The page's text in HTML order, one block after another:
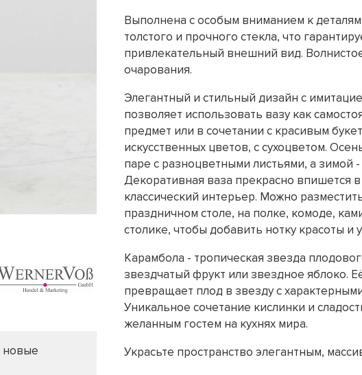
новые
Выполнена с особым вниманием к
толстого и прочного стекла, что
привлекательный внешний вид.
очарования.
Элегантный и стильный дизайн с
позволяет использовать вазу как
предмет или в сочетании с красивым
искусственных цветов, с сухоцветом.
паре с разноцветными листьями, а зимой
Декоративная ваза прекрасно впишется
классический интерьер. Можно
праздничном столе, на полке, комоде,
столике, чтобы добавить нотку красоты и
Карамбола - тропическая звезда
звездчатый фрукт или звездное яблоко.
превращает плод в звезду с
Уникальное сочетание кислинки и
желанным гостем на кухнях мира.
Украсьте пространство элегантным,